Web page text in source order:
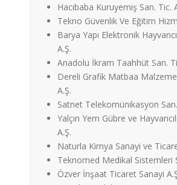
Hacıbaba Kuruyemiş San. Tic.
Tekno Güvenlik Ve Eğitim
Barya Yapı Elektronik
A.Ş.
Anadolu İkram Taahhüt San.
Dereli Grafik Matbaa
A.Ş.
Satnet Telekomünikasyon
Yalçın Yem Gübre ve
A.Ş.
Naturla Kimya Sanayi ve
Teknomed Medikal Sistemleri
Özver İnşaat Ticaret Sanayi